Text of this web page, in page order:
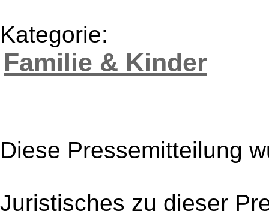
Kategorie:
Familie & Kinder
Diese Pressemitteilung
Juristisches zu dieser